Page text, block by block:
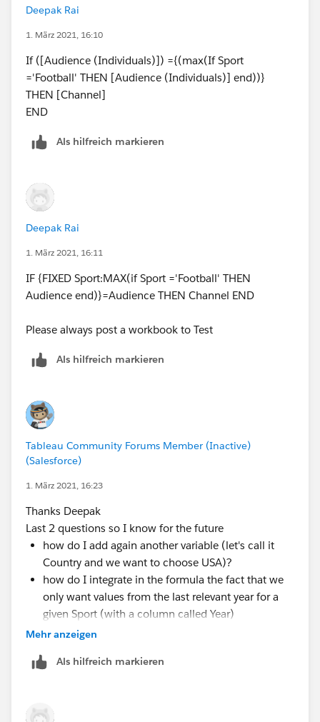
Deepak Rai
1. März 2021, 16:10
If ([Audience (Individuals)]) ={(max(If Sport
='Football' THEN [Audience (Individuals)] end))}
THEN [Channel]
END
Als hilfreich markieren
Deepak Rai
1. März 2021, 16:11
IF {FIXED Sport:MAX(if Sport ='Football' THEN
Audience end)}=Audience THEN Channel END
Please always post a workbook to Test
Als hilfreich markieren
Tableau Community Forums Member (Inactive)
(Salesforce)
1. März 2021, 16:23
Thanks Deepak
Last 2 questions so I know for the future
how do I add again another variable (let's call it
Country and we want to choose USA)?
how do I integrate in the formula the fact that we
only want values from the last relevant year for a
given Sport (with a column called Year)
Sorry if it sounds basic, but these formula only work
with a very particular formatting so it's not easy to use.
Mehr anzeigen
Als hilfreich markieren